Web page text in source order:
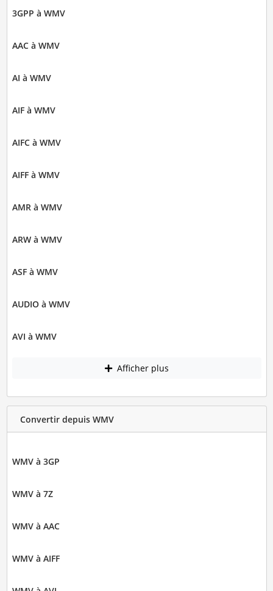
3GPP à WMV
AAC à WMV
AI à WMV
AIF à WMV
AIFC à WMV
AIFF à WMV
AMR à WMV
ARW à WMV
ASF à WMV
AUDIO à WMV
AVI à WMV
Afficher plus
Convertir depuis WMV
WMV à 3GP
WMV à 7Z
WMV à AAC
WMV à AIFF